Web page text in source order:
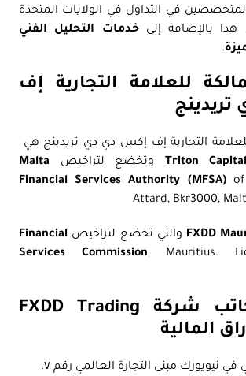
في التداول في الولايات المتحدة
هذا بالإضافة إلىخدمات التحليل الفني
.
للعلامة التجارية إف
التجارية إف إكس دي دي تريدينج هي
Triton
وتخضع لتراخيص Malta
Financial Services Authority (MFSA)of
Attard, Bkr3000,
FXDD والتي تخضع لتراخيص Financial
Services Commission, Mauritius.
عناوين مكاتب شركة FXDD Trading
المالية
نيويورك مبنى التجارة العالمي رقم ٧.